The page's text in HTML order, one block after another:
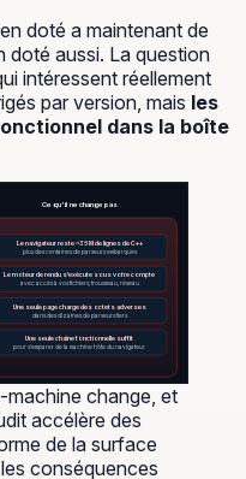
doté a maintenant de
doté aussi. La question
intéressent réellement
par version, mais les
dans la boîte
Ce qu'il ne change pas
Le navigateur reste ~35 M de lignes de C++
plus des centaines de parseurs embarqués
Le moteur de rendu s'exécute sous votre compte
avec accès à vos fichiers, trousseau, réseau
Une seule page charge des octets adverses
dans des dizaines de parseurs tiers
Une seule chaîne fonctionnelle suffit
pour s'emparer de la machine hôte du navigateur
change, et
accélère des
de la surface
conséquences